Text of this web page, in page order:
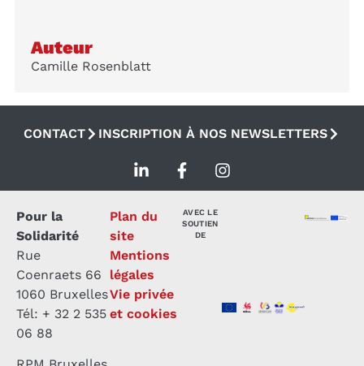
Auteur
Camille Rosenblatt
CONTACT INSCRIPTION À NOS NEWSLETTERS
Pour la
Solidarité
Rue
Coenraets 66
1060 Bruxelles
Tél: + 32 2 535
06 88
AVEC LE
SOUTIEN
DE
Plan du
site
Mentions
légales
Vie privée
et cookies